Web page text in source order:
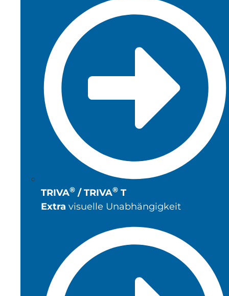
TRIVA® / TRIVA® T
Extra visuelle Unabhängigkeit